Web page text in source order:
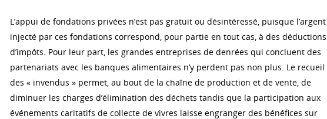
L’appui de fondations privées n’est pas gratuit ou désintéressé, puisque l’argent
injecté par ces fondations correspond, pour partie en tout cas, à des déductions
d’impôts. Pour leur part, les grandes entreprises de denrées qui concluent des
partenariats avec les banques alimentaires n’y perdent pas non plus. Le recueil
des « invendus » permet, au bout de la chaîne de production et de vente, de
diminuer les charges d’élimination des déchets tandis que la participation aux
événements caritatifs de collecte de vivres laisse engranger des bénéfices sur